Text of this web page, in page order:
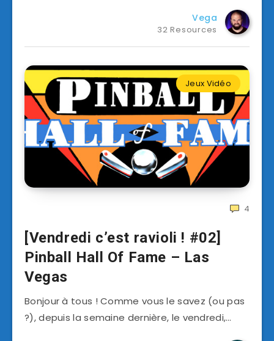
Vega
32 Resources
Jeux Vidéo
4
[Vendredi c’est ravioli ! #02]
Pinball Hall Of Fame – Las
Vegas
Bonjour à tous ! Comme vous le savez (ou pas
?), depuis la semaine dernière, le vendredi,…